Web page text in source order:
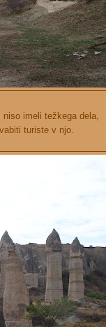
imeli težkega dela,
turiste v njo.